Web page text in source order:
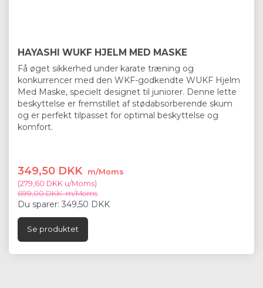
HAYASHI WUKF HJELM MED MASKE
Få øget sikkerhed under karate træning og
konkurrencer med den WKF-godkendte WUKF Hjelm
Med Maske, specielt designet til juniorer. Denne lette
beskyttelse er fremstillet af stødabsorberende skum
og er perfekt tilpasset for optimal beskyttelse og
komfort.
349,50 DKK m/Moms
(279,60 DKK u/Moms)
699,00 DKKm/Moms
Du sparer: 349,50 DKK
Se produktet